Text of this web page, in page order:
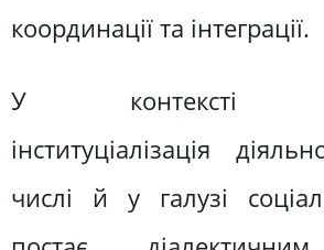
координації та інтеграції.
У контексті
інституціалізація
числі й у галузі